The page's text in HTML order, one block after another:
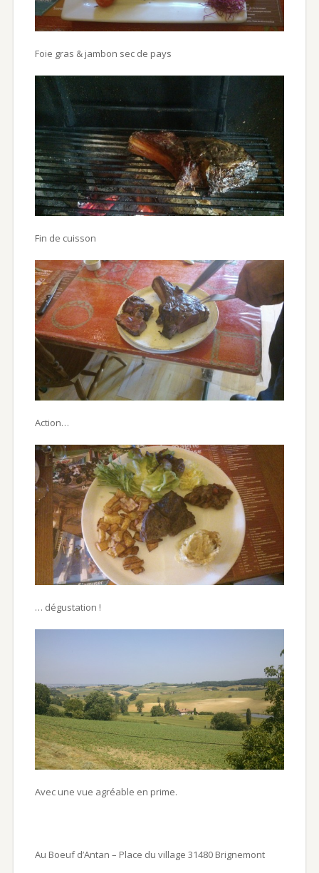
Foie gras & jambon sec de pays
Fin de cuisson
Action…
… dégustation !
Avec une vue agréable en prime.
Au Boeuf d’Antan – Place du village 31480 Brignemont